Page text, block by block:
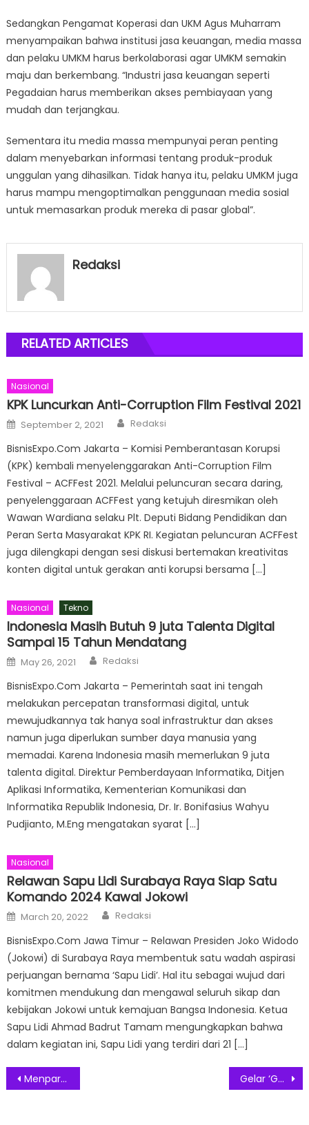
Sedangkan Pengamat Koperasi dan UKM Agus Muharram
menyampaikan bahwa institusi jasa keuangan, media massa
dan pelaku UMKM harus berkolaborasi agar UMKM semakin
maju dan berkembang. “Industri jasa keuangan seperti
Pegadaian harus memberikan akses pembiayaan yang
mudah dan terjangkau.
Sementara itu media massa mempunyai peran penting
dalam menyebarkan informasi tentang produk-produk
unggulan yang dihasilkan. Tidak hanya itu, pelaku UMKM juga
harus mampu mengoptimalkan penggunaan media sosial
untuk memasarkan produk mereka di pasar global”.
Redaksi
RELATED ARTICLES
Nasional
KPK Luncurkan Anti-Corruption Film Festival 2021
Posted
on
September 2, 2021 Author
Redaksi
BisnisExpo.Com Jakarta – Komisi Pemberantasan Korupsi
(KPK) kembali menyelenggarakan Anti-Corruption Film
Festival – ACFFest 2021. Melalui peluncuran secara daring,
penyelenggaraan ACFFest yang ketujuh diresmikan oleh
Wawan Wardiana selaku Plt. Deputi Bidang Pendidikan dan
Peran Serta Masyarakat KPK RI. Kegiatan peluncuran ACFFest
juga dilengkapi dengan sesi diskusi bertemakan kreativitas
konten digital untuk gerakan anti korupsi bersama […]
Nasional Tekno
Indonesia Masih Butuh 9 juta Talenta Digital
Sampai 15 Tahun Mendatang
Posted
on
May 26, 2021 Author
Redaksi
BisnisExpo.Com Jakarta – Pemerintah saat ini tengah
melakukan percepatan transformasi digital, untuk
mewujudkannya tak hanya soal infrastruktur dan akses
namun juga diperlukan sumber daya manusia yang
memadai. Karena Indonesia masih memerlukan 9 juta
talenta digital. Direktur Pemberdayaan Informatika, Ditjen
Aplikasi Informatika, Kementerian Komunikasi dan
Informatika Republik Indonesia, Dr. Ir. Bonifasius Wahyu
Pudjianto, M.Eng mengatakan syarat […]
Nasional
Relawan Sapu Lidi Surabaya Raya Siap Satu
Komando 2024 Kawal Jokowi
Posted
on
March 20, 2022 Author
Redaksi
BisnisExpo.Com Jawa Timur – Relawan Presiden Joko Widodo
(Jokowi) di Surabaya Raya membentuk satu wadah aspirasi
perjuangan bernama ‘Sapu Lidi’. Hal itu sebagai wujud dari
komitmen mendukung dan mengawal seluruh sikap dan
kebijakan Jokowi untuk kemajuan Bangsa Indonesia. Ketua
Sapu Lidi Ahmad Badrut Tamam mengungkapkan bahwa
dalam kegiatan ini, Sapu Lidi yang terdiri dari 21 […]
Post
Menparekraf Dorong Pelaku Ekonomi Kreatif Siapkan Strategi Digital Marketing Gelar ‘Gagego’ Relawan Plat K Nyatakan Setia dan 2024 Nderek Jokowi